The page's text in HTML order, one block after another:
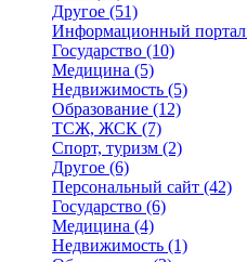
Другое (51)
Информационный портал
Государство (10)
Медицина (5)
Недвижимость (5)
Образование (12)
ТСЖ, ЖСК (7)
Спорт, туризм (2)
Другое (6)
Персональный сайт (42)
Государство (6)
Медицина (4)
Недвижимость (1)